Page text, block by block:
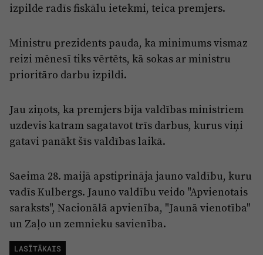
izpilde radīs fiskālu ietekmi, teica premjers.
Ministru prezidents pauda, ka minimums vismaz
reizi mēnesī tiks vērtēts, kā sokas ar ministru
prioritāro darbu izpildi.
Jau ziņots, ka premjers bija valdības ministriem
uzdevis katram sagatavot trīs darbus, kurus viņi
gatavi panākt šīs valdības laikā.
Saeima 28. maijā apstiprināja jauno valdību, kuru
vadīs Kulbergs. Jauno valdību veido "Apvienotais
saraksts", Nacionālā apvienība, "Jaunā vienotība"
un Zaļo un zemnieku savienība.
LASĪTĀKAIS